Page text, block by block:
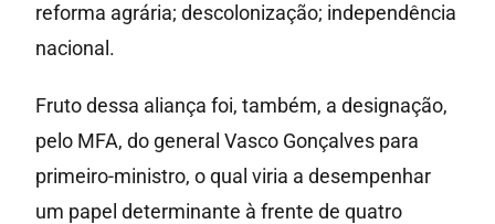
reforma agrária; descolonização; independência
nacional.
Fruto dessa aliança foi, também, a designação,
pelo MFA, do general Vasco Gonçalves para
primeiro-ministro, o qual viria a desempenhar
um papel determinante à frente de quatro